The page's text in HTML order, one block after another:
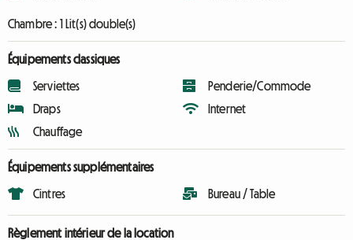
Chambre : 1 Lit(s) double(s)
Équipements classiques
Serviettes
Draps
Chauffage
Penderie/Commode
Internet
Équipements supplémentaires
Cintres Bureau / Table
Règlement intérieur de la location